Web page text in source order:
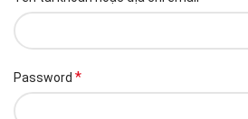
Password *